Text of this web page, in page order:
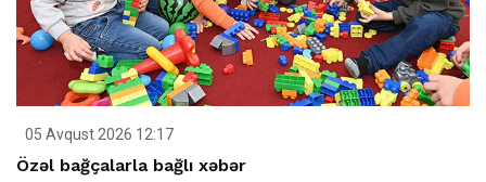
05 Avqust 2026 12:17
Özəl bağçalarla bağlı xəbər